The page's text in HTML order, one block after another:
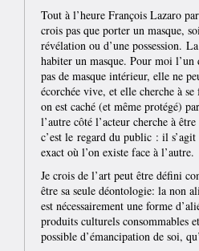
Tout à l’heure François Lazaro
crois pas que porter un masque,
révélation ou d’une possession.
habiter un masque. Pour moi l’un
pas de masque intérieur, elle ne
écorchée vive, et elle cherche à
on est caché (et même protégé)
l’autre côté l’acteur cherche à
c’est le regard du public : il
exact où l’on existe face à l’autre.
Je crois de l’art peut être défini
être sa seule déontologie: la non
est nécessairement une forme
produits culturels consommables
possible d’émancipation de soi,